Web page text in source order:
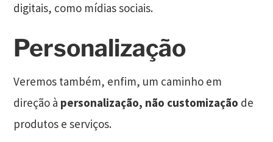
digitais, como mídias sociais.
Personalização
Veremos também, enfim, um caminho em
direção à personalização, não customização de
produtos e serviços.